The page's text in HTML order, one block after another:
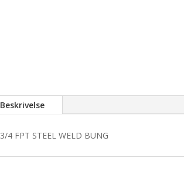
Beskrivelse
3/4 FPT STEEL WELD BUNG